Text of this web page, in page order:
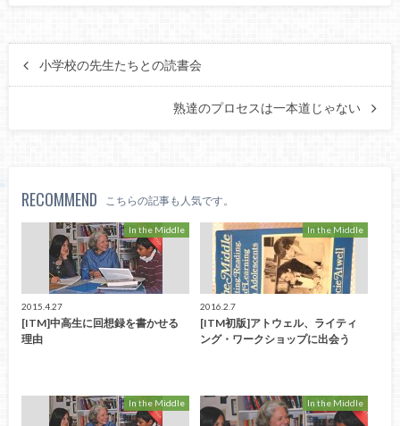
小学校の先生たちとの読書会
熟達のプロセスは一本道じゃない
RECOMMEND こちらの記事も人気です。
In the Middle
2015.4.27
[ITM]中高生に回想録を書かせる
理由
In the Middle
2016.2.7
[ITM初版]アトウェル、ライティ
ング・ワークショップに出会う
In the Middle In the Middle